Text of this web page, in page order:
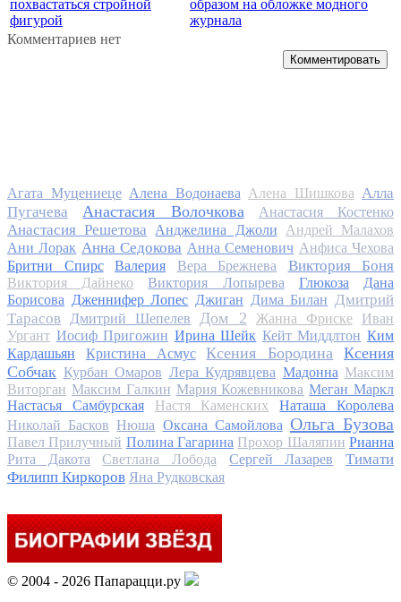
похвастаться стройной
фигурой
образом на обложке модного
журнала
Комментариев нет
Комментировать
Агата Муцениеце Алена Водонаева Алена Шишкова Алла
Пугачева
Анастасия Волочкова Анастасия Костенко
Анастасия Решетова Анджелина Джоли
Андрей Малахов
Ани Лорак Анна Седокова Анна Семенович Анфиса Чехова
Бритни Спирс
Валерия Вера Брежнева Виктория Боня
Виктория Дайнеко Виктория Лопырева Глюкоза
Дана
Борисова Дженнифер Лопес Джиган Дима Билан Дмитрий
Тарасов
Дмитрий Шепелев Дом 2 Жанна Фриске
Иван
Ургант Иосиф Пригожин Ирина Шейк Кейт Миддлтон Ким
Кардашьян
Кристина Асмус Ксения Бородина
Ксения
Собчак Курбан Омаров Лера Кудрявцева Мадонна Максим
Виторган Максим Галкин Мария Кожевникова Меган Маркл
Настасья Самбурская
Настя Каменских
Наташа Королева
Николай Басков Нюша Оксана Самойлова Ольга Бузова
Павел Прилучный Полина Гагарина Прохор Шаляпин Рианна
Рита Дакота
Светлана Лобода Сергей Лазарев
Тимати
Филипп Киркоров Яна Рудковская
© 2004 - 2026 Папарацци.ру